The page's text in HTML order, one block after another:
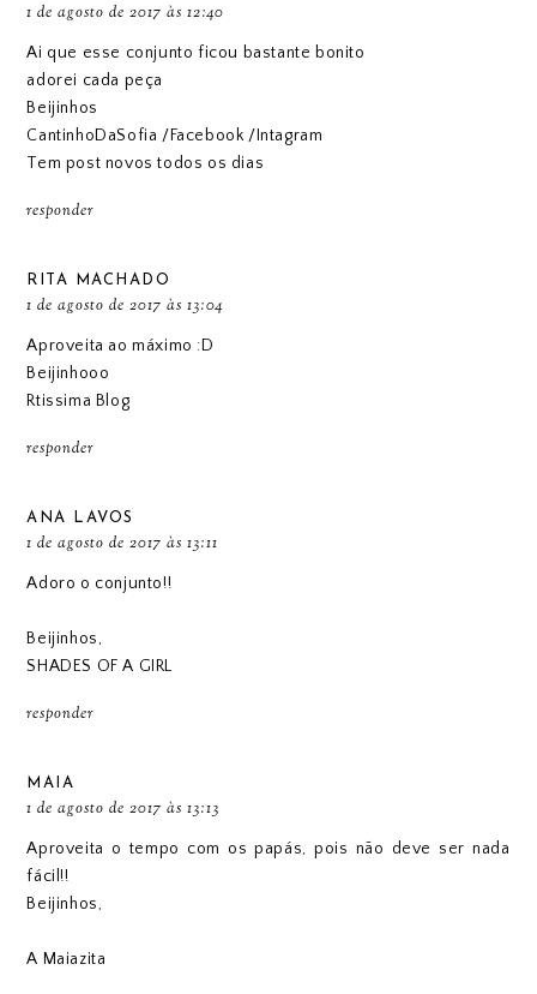
1 de agosto de 2017 às 12:40
Ai que esse conjunto ficou bastante bonito
adorei cada peça
Beijinhos
CantinhoDaSofia /Facebook / Intagram
Tem post novos todos os dias
responder
RITA MACHADO
1 de agosto de 2017 às 13:04
Aproveita ao máximo :D
Beijinhooo
Rtissima Blog
responder
ANA LAVOS
1 de agosto de 2017 às 13:11
Adoro o conjunto!!
Beijinhos,
SHADES OF A GIRL
responder
MAIA
1 de agosto de 2017 às 13:13
Aproveita o tempo com os papás, pois não deve ser nada
fácil!!
Beijinhos,
A Maiazita